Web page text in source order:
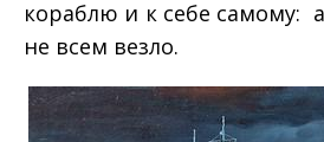
кораблю и к себе самому:
не всем везло.